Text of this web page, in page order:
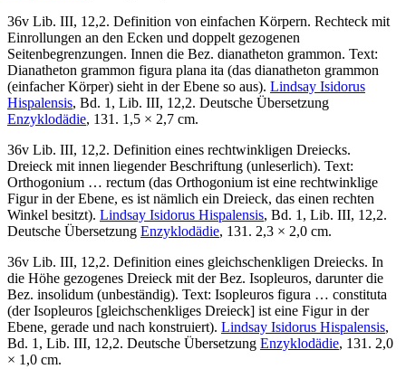
36v Lib. III, 12,2. Definition von einfachen Körpern. Rechteck mit
Einrollungen an den Ecken und doppelt gezogenen
Seitenbegrenzungen. Innen die Bez. dianatheton grammon. Text:
Dianatheton grammon figura plana ita (das dianatheton grammon
(einfacher Körper) sieht in der Ebene so aus). Lindsay Isidorus
Hispalensis, Bd. 1, Lib. III, 12,2. Deutsche Übersetzung
Enzyklodädie, 131. 1,5 × 2,7 cm.
36v Lib. III, 12,2. Definition eines rechtwinkligen Dreiecks.
Dreieck mit innen liegender Beschriftung (unleserlich). Text:
Orthogonium … rectum (das Orthogonium ist eine rechtwinklige
Figur in der Ebene, es ist nämlich ein Dreieck, das einen rechten
Winkel besitzt). Lindsay Isidorus Hispalensis, Bd. 1, Lib. III, 12,2.
Deutsche Übersetzung Enzyklodädie, 131. 2,3 × 2,0 cm.
36v Lib. III, 12,2. Definition eines gleichschenkligen Dreiecks. In
die Höhe gezogenes Dreieck mit der Bez. Isopleuros, darunter die
Bez. insolidum (unbeständig). Text: Isopleuros figura … constituta
(der Isopleuros [gleichschenkliges Dreieck] ist eine Figur in der
Ebene, gerade und nach konstruiert). Lindsay Isidorus Hispalensis,
Bd. 1, Lib. III, 12,2. Deutsche Übersetzung Enzyklodädie, 131. 2,0
× 1,0 cm.